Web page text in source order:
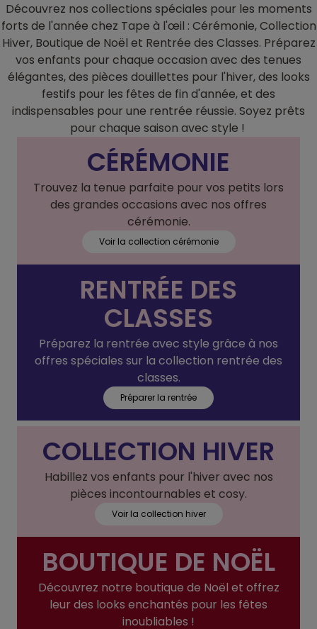
Découvrez nos collections spéciales pour les moments
forts de l'année chez Tape à l'œil : Cérémonie, Collection
Hiver, Boutique de Noël et Rentrée des Classes. Préparez
vos enfants pour chaque occasion avec des tenues
élégantes, des pièces douillettes pour l'hiver, des looks
festifs pour les fêtes de fin d'année, et des
indispensables pour une rentrée réussie. Soyez prêts
pour chaque saison avec style !
CÉRÉMONIE
Trouvez la tenue parfaite pour vos petits lors
des grandes occasions avec nos offres
cérémonie.
Voir la collection cérémonie
RENTRÉE DES
CLASSES
Préparez la rentrée avec style grâce à nos
offres spéciales sur la collection rentrée des
classes.
Préparer la rentrée
COLLECTION HIVER
Habillez vos enfants pour l'hiver avec nos
pièces incontournables et cosy.
Voir la collection hiver
BOUTIQUE DE NOËL
Découvrez notre boutique de Noël et offrez
leur des looks enchantés pour les fêtes
inoubliables !